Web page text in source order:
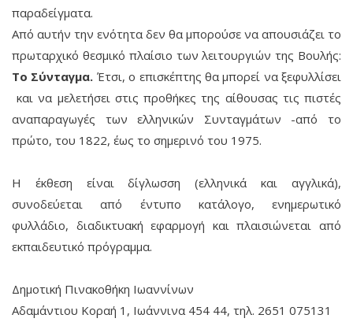
παραδείγματα.
Από αυτήν την ενότητα δεν θα μπορούσε να απουσιάζει το
πρωταρχικό θεσμικό πλαίσιο των λειτουργιών της Βουλής:
Το Σύνταγμα. Έτσι, ο επισκέπτης θα μπορεί να ξεφυλλίσει
και να μελετήσει στις προθήκες της αίθουσας τις πιστές
αναπαραγωγές των ελληνικών Συνταγμάτων -από το
πρώτο, του 1822, έως το σημερινό του 1975.
Η έκθεση είναι δίγλωσση (ελληνικά και αγγλικά),
συνοδεύεται από έντυπο κατάλογο, ενημερωτικό
φυλλάδιο, διαδικτυακή εφαρμογή και πλαισιώνεται από
εκπαιδευτικό πρόγραμμα.
Δημοτική Πινακοθήκη Ιωαννίνων
Αδαμάντιου Κοραή 1, Ιωάννινα 454 44, τηλ. 2651 075131